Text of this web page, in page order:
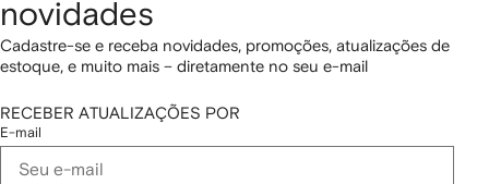
novidades
Cadastre-se e receba novidades, promoções, atualizações de
estoque, e muito mais – diretamente no seu e-mail
RECEBER ATUALIZAÇÕES POR
E-mail